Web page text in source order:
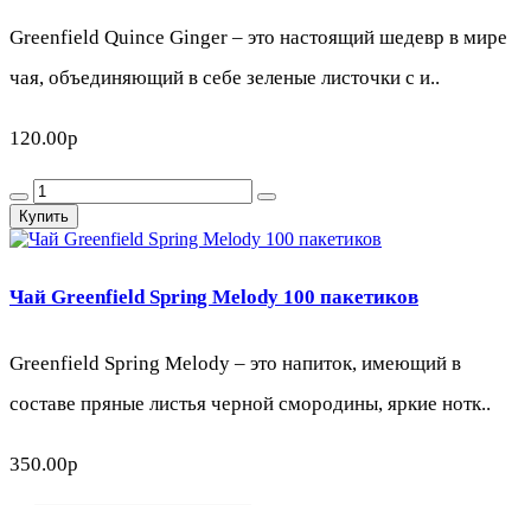
Greenfield Quince Ginger – это настоящий шедевр в мире
чая, объединяющий в себе зеленые листочки с и..
120.00р
Купить
Чай Greenfield Spring Melody 100 пакетиков
Greenfield Spring Melody – это напиток, имеющий в
составе пряные листья черной смородины, яркие нотк..
350.00р